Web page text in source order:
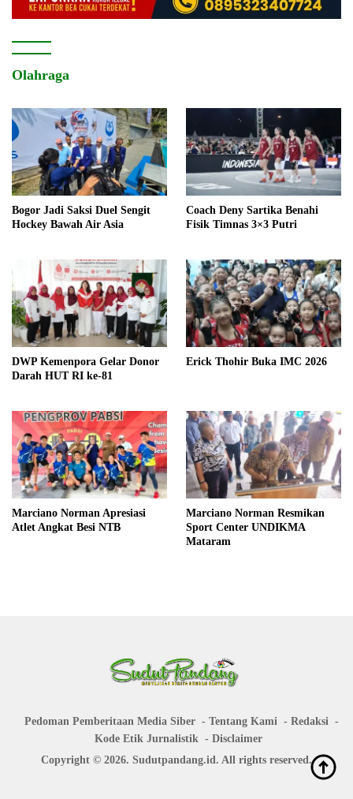
Olahraga
Bogor Jadi Saksi Duel Sengit
Hockey Bawah Air Asia
Coach Deny Sartika Benahi
Fisik Timnas 3×3 Putri
DWP Kemenpora Gelar Donor
Darah HUT RI ke-81
Erick Thohir Buka IMC 2026
Marciano Norman Apresiasi
Atlet Angkat Besi NTB
Marciano Norman Resmikan
Sport Center UNDIKMA
Mataram
Pedoman Pemberitaan Media Siber Tentang Kami
Redaksi
Kode Etik Jurnalistik
Disclaimer
Copyright © 2026. Sudutpandang.id. All rights reserved.